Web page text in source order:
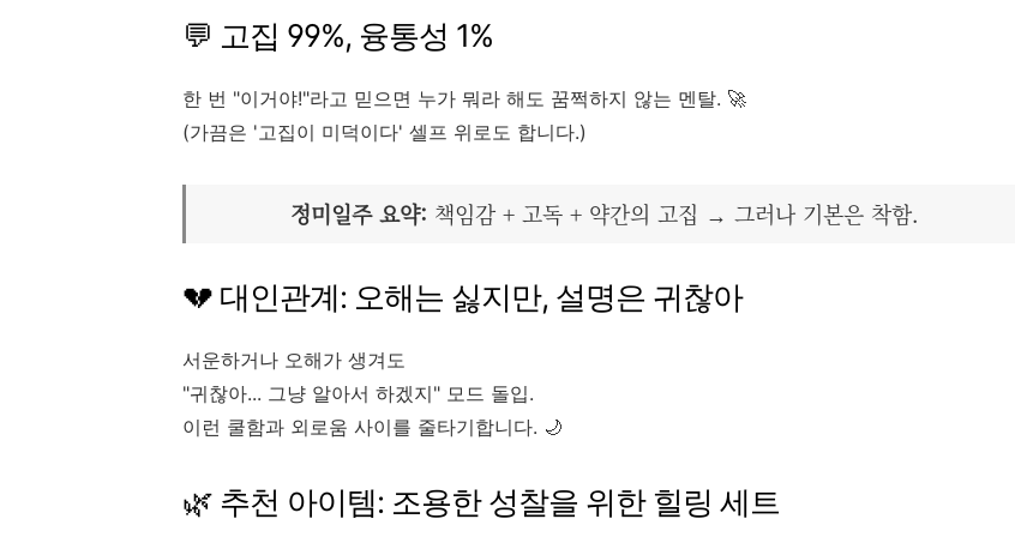
💬 고집 99%, 융통성 1%
한 번 "이거야!"라고 믿으면 누가 뭐라 해도 꿈쩍하지 않는 멘탈. 🚀
(가끔은 '고집이 미덕이다' 셀프 위로도 합니다.)
정미일주 요약: 책임감 + 고독 + 약간의 고집 → 그러나 기본은 착함.
💔 대인관계: 오해는 싫지만, 설명은 귀찮아
서운하거나 오해가 생겨도
"귀찮아... 그냥 알아서 하겠지" 모드 돌입.
이런 쿨함과 외로움 사이를 줄타기합니다. 🌙
🌿 추천 아이템: 조용한 성찰을 위한 힐링 세트